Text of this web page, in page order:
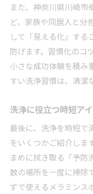
また、神奈川県川崎市
ど、家族や同居人と分
して「見える化」する
防げます。習慣化のコ
小さな成功体験を積み
すい洗浄習慣は、清潔
洗浄に役立つ時短ア
最後に、洗浄を時短で
をいくつかご紹介しま
まめに拭き取る「予防
数の場所を一度に掃除
ずで使えるメラミンス